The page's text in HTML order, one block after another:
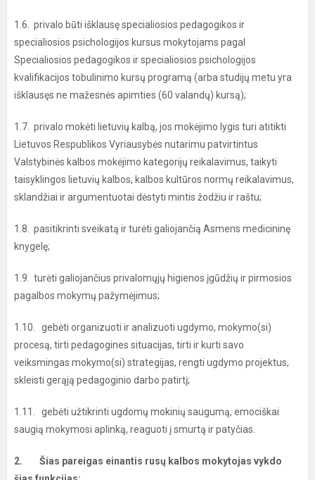
1.6. privalo būti išklausę specialiosios pedagogikos ir
specialiosios psichologijos kursus mokytojams pagal
Specialiosios pedagogikos ir specialiosios psichologijos
kvalifikacijos tobulinimo kursų programą (arba studijų metu yra
išklausęs ne mažesnės apimties (60 valandų) kursą);
1.7. privalo mokėti lietuvių kalbą, jos mokėjimo lygis turi atitikti
Lietuvos Respublikos Vyriausybės nutarimu patvirtintus
Valstybinės kalbos mokėjimo kategorijų reikalavimus, taikyti
taisyklingos lietuvių kalbos, kalbos kultūros normų reikalavimus,
sklandžiai ir argumentuotai dėstyti mintis žodžiu ir raštu;
1.8. pasitikrinti sveikatą ir turėti galiojančią Asmens medicininę
knygelę;
1.9. turėti galiojančius privalomųjų higienos įgūdžių ir pirmosios
pagalbos mokymų pažymėjimus;
1.10. gebėti organizuoti ir analizuoti ugdymo, mokymo(si)
procesą, tirti pedagogines situacijas, tirti ir kurti savo
veiksmingas mokymo(si) strategijas, rengti ugdymo projektus,
skleisti gerąją pedagoginio darbo patirtį;
1.11. gebėti užtikrinti ugdomų mokinių saugumą, emociškai
saugią mokymosi aplinką, reaguoti į smurtą ir patyčias.
2. Šias pareigas einantis rusų kalbos mokytojas vykdo